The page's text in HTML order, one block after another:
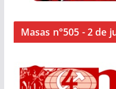
Masas n°505 - 2 de